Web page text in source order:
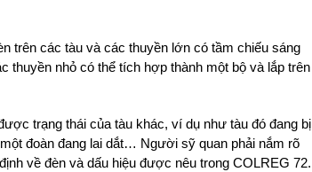
trên các tàu và các thuyền lớn có tầm chiếu sáng
thuyền nhỏ có thể tích hợp thành một bộ và lắp trên
trạng thái của tàu khác, ví dụ như tàu đó đang bị
đoàn đang lai dắt… Người sỹ quan phải nắm rõ
về đèn và dấu hiệu được nêu trong COLREG 72.